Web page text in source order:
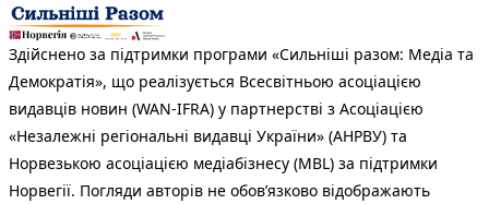
Здійснено за підтримки програми «Сильніші разом: Медіа та
Демократія», що реалізується Всесвітньою асоціацією
видавців новин (WAN-IFRA) у партнерстві з Асоціацією
«Незалежні регіональні видавці України» (АНРВУ) та
Норвезькою асоціацією медіабізнесу (MBL) за підтримки
Норвегії. Погляди авторів не обов’язково відображають